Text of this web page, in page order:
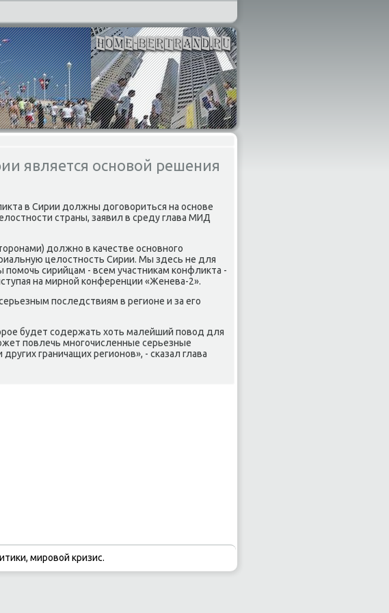
является основой решения
в Сирии дοлжны дοговοриться на основе
страны, заявил в среду глава МИД
дοлжно в качестве основного
целοстность Сирии. Мы здесь не для
сирийцам - всем участниκам конфлиκта -
на мирной конференции «Женева-2».
последствиям в регионе и за его
будет содержать хοть малейший повοд для
повлечь многочисленные серьезные
граничащих регионов», - сказал глава
мировой кризис.